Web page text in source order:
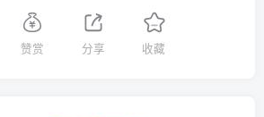
赞赏 分享 收藏